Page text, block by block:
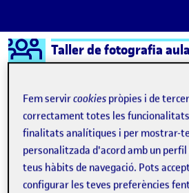
Saltar al contingut
Logo Ágora
Taller de fotografia
Semestre 20211 - Aula 1 Mar Oliva
Mar Oliva Torres
Fem servircookies pròpies i de
correctament totes les
finalitats analítiques i per mostrar-
personalitzada d'acord amb un
teus hàbits de navegació. Pots
configurar les teves preferències